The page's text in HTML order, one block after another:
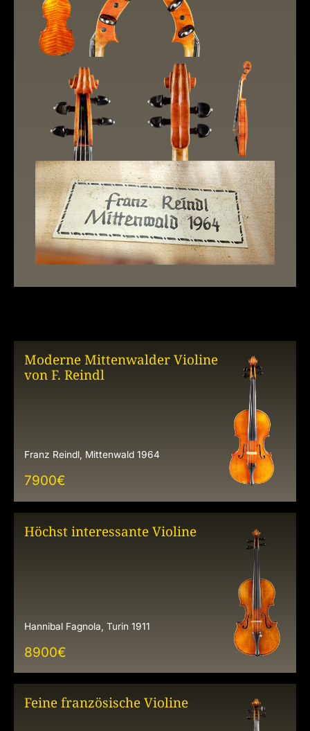
Moderne Mittenwalder Violine
von F. Reindl
Franz Reindl, Mittenwald 1964
7900€
Höchst interessante Violine
Hannibal Fagnola, Turin 1911
8900€
Feine französische Violine